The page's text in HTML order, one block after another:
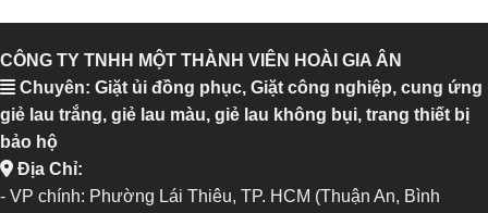
CÔNG TY TNHH MỘT THÀNH VIÊN HOÀI GIA ÂN
Chuyên: Giặt ủi đồng phục, Giặt công nghiệp, cung ứng
giẻ lau trắng, giẻ lau màu, giẻ lau không bụi, trang thiết bị
bảo hộ
Địa Chỉ:
- VP chính: Phường Lái Thiêu, TP. HCM (Thuận An, Bình